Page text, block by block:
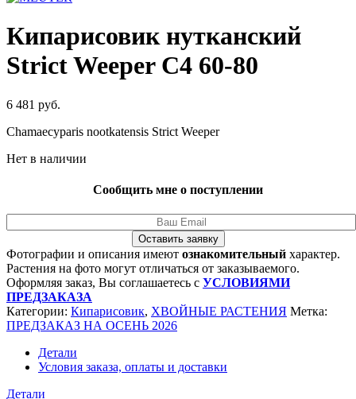
Кипарисовик нутканский
Strict Weeper C4 60-80
6 481 руб.
Chamaecyparis nootkatensis Strict Weeper
Нет в наличии
Сообщить мне о поступлении
Оставить заявку
Фотографии и описания имеют ознакомительный характер.
Растения на фото могут отличаться от заказываемого.
Оформляя заказ, Вы соглашаетесь с УСЛОВИЯМИ
ПРЕДЗАКАЗА
Категории: Кипарисовик, ХВОЙНЫЕ РАСТЕНИЯ Метка:
ПРЕДЗАКАЗ НА ОСЕНЬ 2026
Детали
Условия заказа, оплаты и доставки
Детали